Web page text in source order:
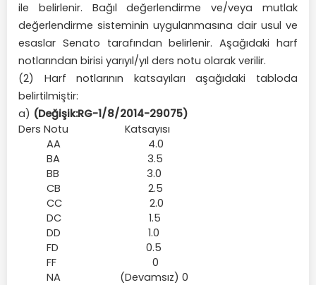
ile belirlenir. Bağıl değerlendirme ve/veya mutlak
değerlendirme sisteminin uygulanmasına dair usul ve
esaslar Senato tarafından belirlenir. Aşağıdaki harf
notlarından birisi yarıyıl/yıl ders notu olarak verilir.
(2) Harf notlarının katsayıları aşağıdaki tabloda
belirtilmiştir:
a) (Değişik:RG-1/8/2014-29075)
Ders Notu
Katsayısı
AA 4.0
BA 3.5
BB 3.0
CB 2.5
CC 2.0
DC 1.5
DD 1.0
FD 0.5
FF 0
NA (Devamsız) 0